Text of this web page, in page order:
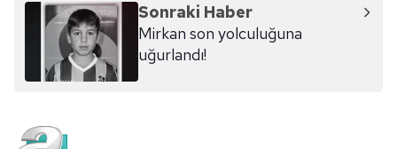
Sonraki Haber
Mirkan son yolculuğuna
uğurlandı!